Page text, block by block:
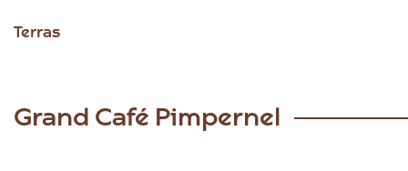
Terras
of
Grand Café Pimpernel